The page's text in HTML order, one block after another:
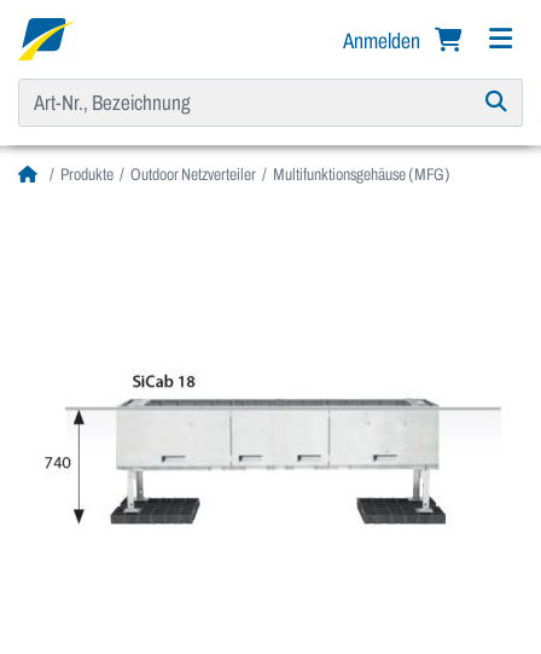
Anmelden
Produkte Outdoor Netzverteiler Multifunktionsgehäuse (MFG)